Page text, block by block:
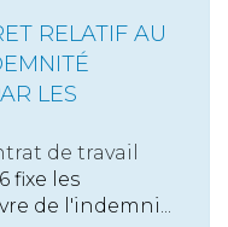
RELATIF AU
LES
de travail
fixe les
de l'indemni...